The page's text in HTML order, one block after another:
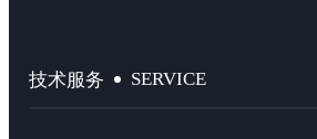
技术服务 SERVICE